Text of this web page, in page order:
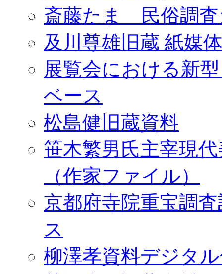
斎藤たま 民俗調査
及川尊雄旧蔵 紙媒
展覧会における新
ベース
松島健旧蔵資料
笹木繁男氏主宰現
（作家ファイル）
京都府寺院重宝調
ス
柳澤孝資料デジタ